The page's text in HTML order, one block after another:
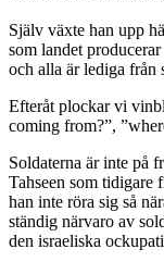
Själv växte han upp
som landet
och alla är lediga från
Efteråt plockar vi
coming from?”,
Soldaterna är inte på
Tahseen som tidigare
han inte röra sig så
ständig närvaro av
den israeliska